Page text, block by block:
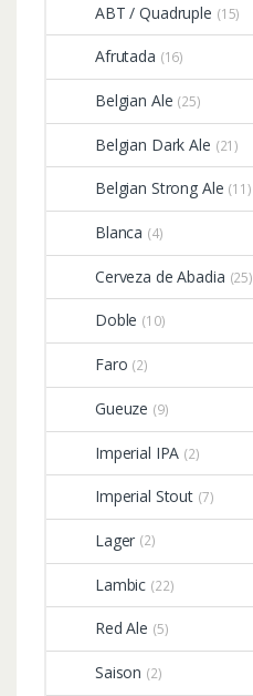
ABT / Quadruple (15)
Afrutada (16)
Belgian Ale (25)
Belgian Dark Ale (21)
Belgian Strong Ale (11)
Blanca (4)
Cerveza de Abadia (25)
Doble (10)
Faro (2)
Gueuze (9)
Imperial IPA (2)
Imperial Stout (7)
Lager (2)
Lambic (22)
Red Ale (5)
Saison (2)